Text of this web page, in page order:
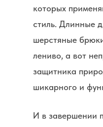
которых
стиль. Длинные
шерстяные
лениво, а вот
защитника
шикарного и
И в завершении